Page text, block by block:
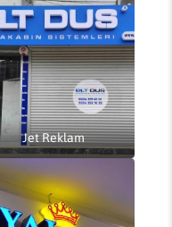
Jet Reklam